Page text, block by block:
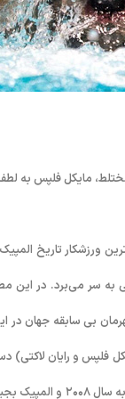
مربوط به فینال تور جهانی ((آرنا)) است.
رقابت جذاب و نفس گیر دو
برتر بین این دو شناگر